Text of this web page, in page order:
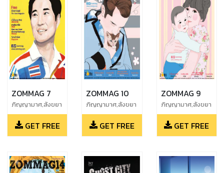
ZOMMAG 7
ภิญญามาศ,สังขยา
ชาเย็น,อรัญย์,จักร
เมถุน GET FREE
ZOMMAG 10
ภิญญามาศ,สังขยา
ชาเย็น,อรัญย์,จักร
เมถุนGET FREE
ZOMMAG 9
ภิญญามาศ,สังขยา
ชาเย็น,อรัญย์,จักร
เมถุนGET FREE